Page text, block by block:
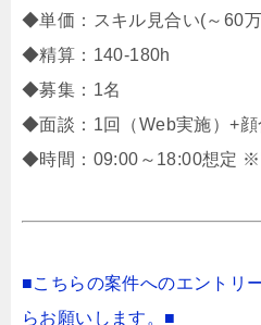
◆単価：スキル見合い(～60
◆精算：140-180h
◆募集：1名
◆面談：1回（Web実施）+顔
◆時間：09:00～18:00想定 ※
■こちらの案件へのエントリ
らお願いします。■